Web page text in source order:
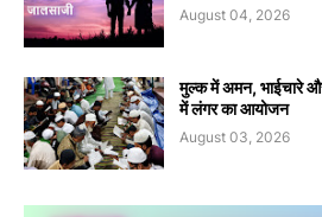
August 04, 2026
मुल्क में अमन, भाईचारे
में लंगर का आयोजन
August 03, 2026